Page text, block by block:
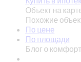
Объект на
Похожие
По цене
По площади
Блог о